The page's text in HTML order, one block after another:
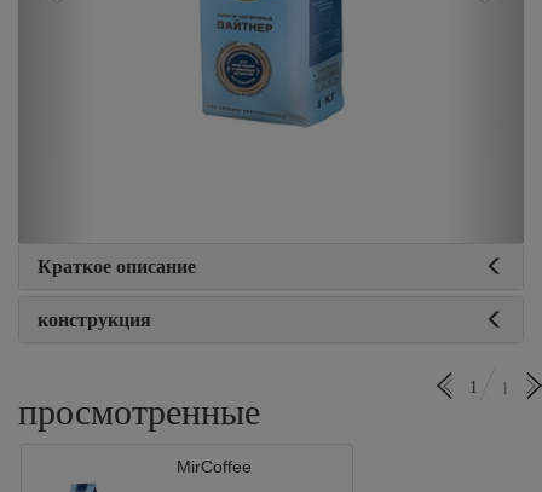
Краткое описание
конструкция
просмотренные
1 1
MirCoffee